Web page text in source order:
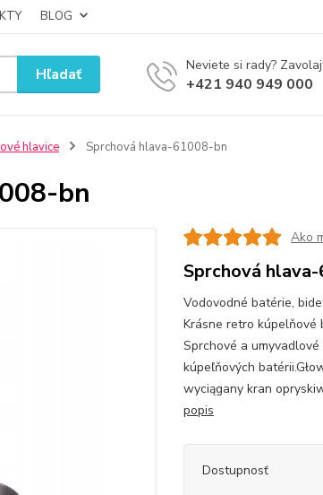
BLOG
Hľadať Neviete si rady?
+421 940 949 000
hlavice Sprchová hlava-61008-bn
bn
Ako
Sprchová
Vodovodné batérie,
Krásne retro kúpelňové
Sprchové a
kúpeľňových
wyciągany kran
popis
Dostupnosť